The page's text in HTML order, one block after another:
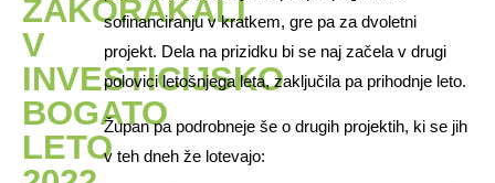
ZAKORAKALI
V
INVESTICIJSKO
BOGATO
LETO
sofinanciranju v kratkem, gre pa za dvoletni
projekt. Dela na prizidku bi se naj začela v drugi
polovici letošnjega leta, zaključila pa prihodnje leto.
Župan pa podrobneje še o drugih projektih, ki se jih
v teh dneh že lotevajo: